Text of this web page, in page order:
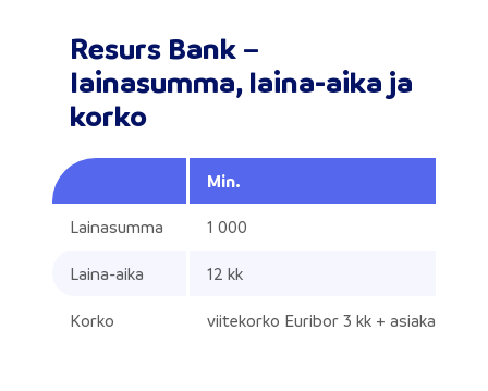
Resurs Bank –
lainasumma, laina-aika ja
korko
Min.
Lainasumma 1 000
Laina-aika 12 kk
Korko viitekorko Euribor 3 kk +